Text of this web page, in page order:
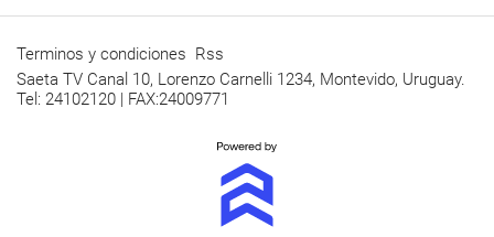
Terminos y condiciones Rss
Saeta TV Canal 10, Lorenzo Carnelli 1234, Montevido, Uruguay.
Tel: 24102120 | FAX:24009771